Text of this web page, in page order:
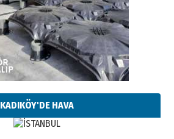
KADIKÖY'DE HAVA